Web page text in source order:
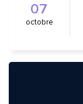
07
octobre